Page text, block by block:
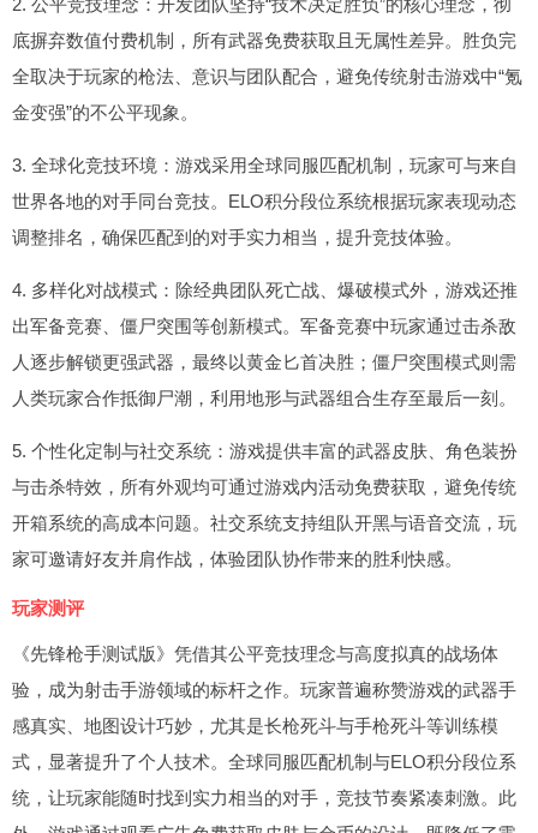
2. 公平竞技理念：开发团队坚持“技术决定胜负”的核心理念，彻
底摒弃数值付费机制，所有武器免费获取且无属性差异。胜负完
全取决于玩家的枪法、意识与团队配合，避免传统射击游戏中“氪
金变强”的不公平现象。
3. 全球化竞技环境：游戏采用全球同服匹配机制，玩家可与来自
世界各地的对手同台竞技。ELO积分段位系统根据玩家表现动态
调整排名，确保匹配到的对手实力相当，提升竞技体验。
4. 多样化对战模式：除经典团队死亡战、爆破模式外，游戏还推
出军备竞赛、僵尸突围等创新模式。军备竞赛中玩家通过击杀敌
人逐步解锁更强武器，最终以黄金匕首决胜；僵尸突围模式则需
人类玩家合作抵御尸潮，利用地形与武器组合生存至最后一刻。
5. 个性化定制与社交系统：游戏提供丰富的武器皮肤、角色装扮
与击杀特效，所有外观均可通过游戏内活动免费获取，避免传统
开箱系统的高成本问题。社交系统支持组队开黑与语音交流，玩
家可邀请好友并肩作战，体验团队协作带来的胜利快感。
玩家测评
《先锋枪手测试版》凭借其公平竞技理念与高度拟真的战场体
验，成为射击手游领域的标杆之作。玩家普遍称赞游戏的武器手
感真实、地图设计巧妙，尤其是长枪死斗与手枪死斗等训练模
式，显著提升了个人技术。全球同服匹配机制与ELO积分段位系
统，让玩家能随时找到实力相当的对手，竞技节奏紧凑刺激。此